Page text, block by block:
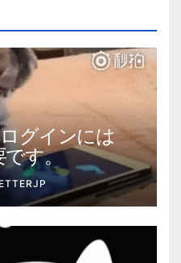
グインには
です。